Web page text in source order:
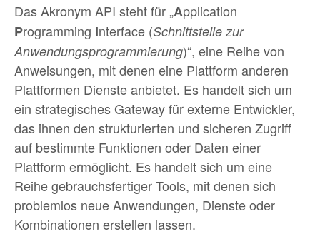
Das Akronym API steht für „Application
Programming Interface (Schnittstelle zur
Anwendungsprogrammierung)“, eine Reihe von
Anweisungen, mit denen eine Plattform anderen
Plattformen Dienste anbietet. Es handelt sich um
ein strategisches Gateway für externe Entwickler,
das ihnen den strukturierten und sicheren Zugriff
auf bestimmte Funktionen oder Daten einer
Plattform ermöglicht. Es handelt sich um eine
Reihe gebrauchsfertiger Tools, mit denen sich
problemlos neue Anwendungen, Dienste oder
Kombinationen erstellen lassen.